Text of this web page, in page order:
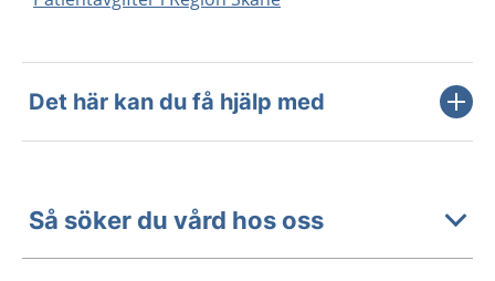
Det här kan du få hjälp med
Så söker du vård hos oss